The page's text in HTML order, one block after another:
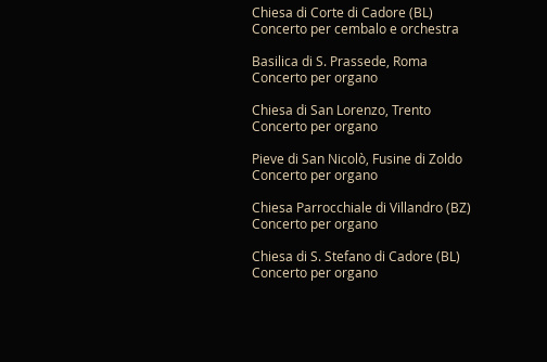
Chiesa di Corte di Cadore (BL)
Concerto per cembalo e orchestra
Basilica di S. Prassede, Roma
Concerto per organo
Chiesa di San Lorenzo, Trento
Concerto per organo
Pieve di San Nicolò, Fusine di Zoldo
Concerto per organo
Chiesa Parrocchiale di Villandro (BZ)
Concerto per organo
Chiesa di S. Stefano di Cadore (BL)
Concerto per organo